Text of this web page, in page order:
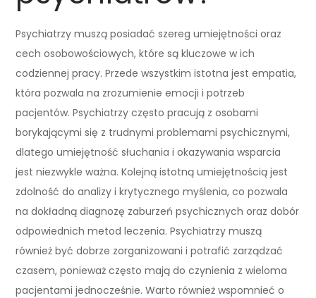
Psychiatrzy muszą posiadać szereg umiejętności oraz
cech osobowościowych, które są kluczowe w ich
codziennej pracy. Przede wszystkim istotna jest empatia,
która pozwala na zrozumienie emocji i potrzeb
pacjentów. Psychiatrzy często pracują z osobami
borykającymi się z trudnymi problemami psychicznymi,
dlatego umiejętność słuchania i okazywania wsparcia
jest niezwykle ważna. Kolejną istotną umiejętnością jest
zdolność do analizy i krytycznego myślenia, co pozwala
na dokładną diagnozę zaburzeń psychicznych oraz dobór
odpowiednich metod leczenia. Psychiatrzy muszą
również być dobrze zorganizowani i potrafić zarządzać
czasem, ponieważ często mają do czynienia z wieloma
pacjentami jednocześnie. Warto również wspomnieć o